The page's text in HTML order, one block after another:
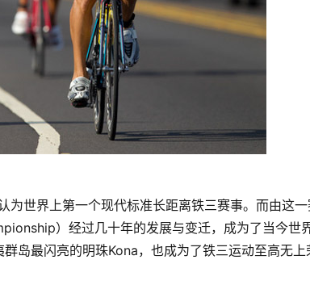
世界上第一个现代标准长距离铁三赛事。而由这
）经过几十年的发展与变迁，成为了当今世
岛最闪亮的明珠Kona，也成为了铁三运动至高无上